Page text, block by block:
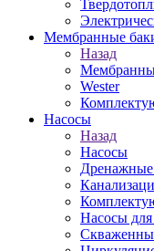
Мембранные
Назад
Wester
Насосы
Назад
Насосы
Насосы